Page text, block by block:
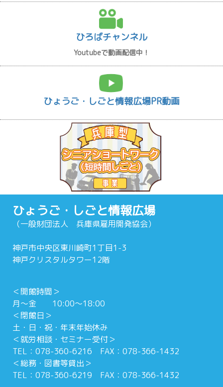
ひろばチャンネル
Youtubeで動画配信中！
ひょうご・しごと情報広場PR動画
ひょうご・しごと情報広場
（一般財団法人 兵庫県雇用開発協会）
神戸市中央区東川崎町1丁目1-3
神戸クリスタルタワー12階
＜開館時間＞
月～金 10:00～18:00
＜閉館日＞
土・日・祝・年末年始休み
＜就労相談・セミナー受付＞
TEL：078-360-6216 FAX：078-366-1432
＜総務・図書等貸出＞
TEL：078-360-6219 FAX：078-366-1432